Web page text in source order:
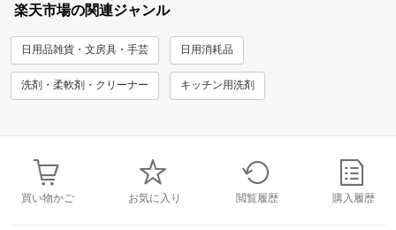
楽天市場の関連ジャンル
日用品雑貨・文房具・手芸 日用消耗品
洗剤・柔軟剤・クリーナー キッチン用洗剤
買い物かご お気に入り 閲覧履歴 購入履歴